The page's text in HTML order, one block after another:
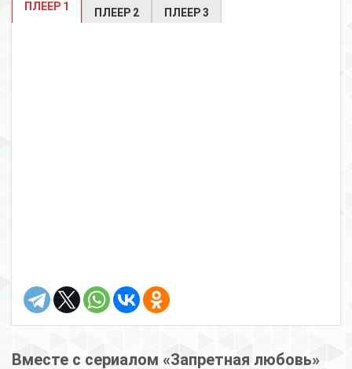
ПЛЕЕР 1 ПЛЕЕР 2 ПЛЕЕР 3
Вместе с сериалом «Запретная любовь»